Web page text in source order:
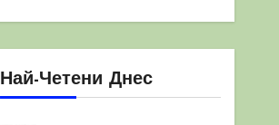
Най-Четени Днес